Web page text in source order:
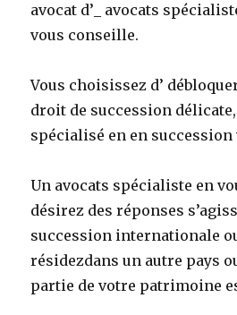
avocat d’_ avocats
vous conseille.
Vous choisissez d’
droit de succession délicate,
spécialisé en en
Un avocats spécialiste en
désirez des réponses
succession internationale
résidezdans un autre pays
partie de votre patrimoine